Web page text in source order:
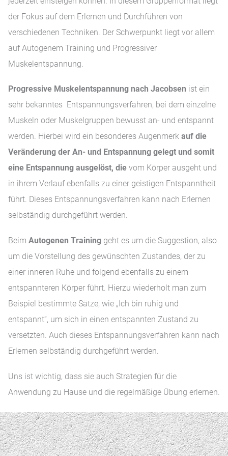
der Fokus auf dem Erlernen und Durchführen von
verschiedenen Techniken. Der Schwerpunkt liegt vor allem
auf Autogenem Training und Progressiver
Muskelentspannung.
Progressive Muskelentspannung nach Jacobsen ist ein
sehr bekanntes Entspannungsverfahren, bei dem einzelne
Muskeln oder Muskelgruppen bewusst an- und entspannt
werden. Hierbei wird ein besonderes Augenmerk auf die
Veränderung der An- und Entspannung gelegt und somit
eine Entspannung ausgelöst, dievom Körper ausgeht und
in ihrem Verlauf ebenfalls zu einer geistigen Entspanntheit
führt. Dieses Entspannungsverfahren kann nach Erlernen
selbständig durchgeführt werden.
Beim Autogenen Training geht es um die Suggestion, also
um die Vorstellung des gewünschten Zustandes, der zu
einer inneren Ruhe und folgend ebenfalls zu einem
entspannteren Körper führt. Hierzu wiederholt man zum
Beispiel bestimmte Sätze, wie „Ich bin ruhig und
entspannt“, um sich in einen entspannten Zustand zu
versetzten. Auch dieses Entspannungsverfahren kann nach
Erlernen selbständig durchgeführt werden.
Uns ist wichtig, dass sie auch Strategien für die
Anwendung zu Hause und die regelmäßige Übung erlernen.